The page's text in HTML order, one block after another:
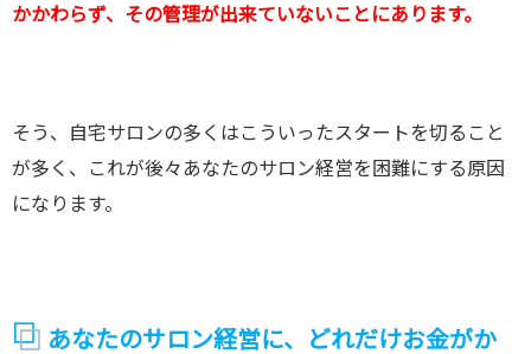
かかわらず、その管理が出来ていないことにあります。
そう、自宅サロンの多くはこういったスタートを切ること
が多く、これが後々あなたのサロン経営を困難にする原因
になります。
あなたのサロン経営に、どれだけお金がか